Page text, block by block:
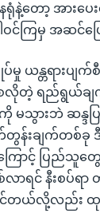
တော့ အားပေ
ဝင်ကြမှ အဆင်ပြေ
ယန္တရားပျက်စီ
ေလိုတဲ့ ရည်ရွယ်ချ
သွားဘဲ ဆန္ဒပ
းချက်တစ်ခု ဒီ
ောင့် ပြည်သူတွေ
ာရင် နီးစပ်ရာ
ယ်လို့လည်း ထုတ်ပ